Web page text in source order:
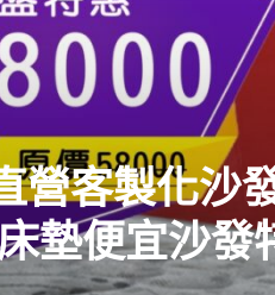
營客製化沙
墊便宜沙發